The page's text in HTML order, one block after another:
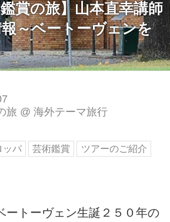
賞の旅】山本直幸講師
～ベートーヴェンを
旅 @ 海外テーマ旅行
ッパ 芸術鑑賞
ツアーのご紹介
ートーヴェン生誕２５０年の